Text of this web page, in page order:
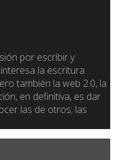
por escribir y
la escritura
también la web 2.0, la
en definitiva, es dar
las de otros; las